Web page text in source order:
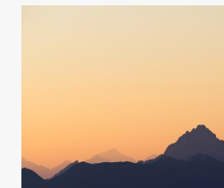
JEST